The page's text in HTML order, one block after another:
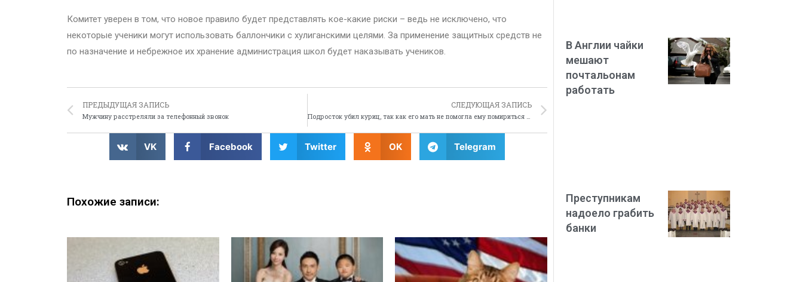
Комитет уверен в том, что новое правило будет представлять кое-какие риски – ведь не исключено, что
некоторые ученики могут использовать баллончики с хулиганскими целями. За применение защитных средств не
по назначение и небрежное их хранение администрация школ будет наказывать учеников.
ПРЕДЫДУЩАЯ ЗАПИСЬ
Мужчину расстреляли за телефонный звонок
СЛЕДУЮЩАЯ ЗАПИСЬ
Подросток убил куриц, так как его мать не помогла ему помириться с девушкой
VK Facebook Twitter OK Telegram
Похожие записи:
В Англии чайки
мешают
почтальонам
работать
Преступникам
надоело грабить
банки